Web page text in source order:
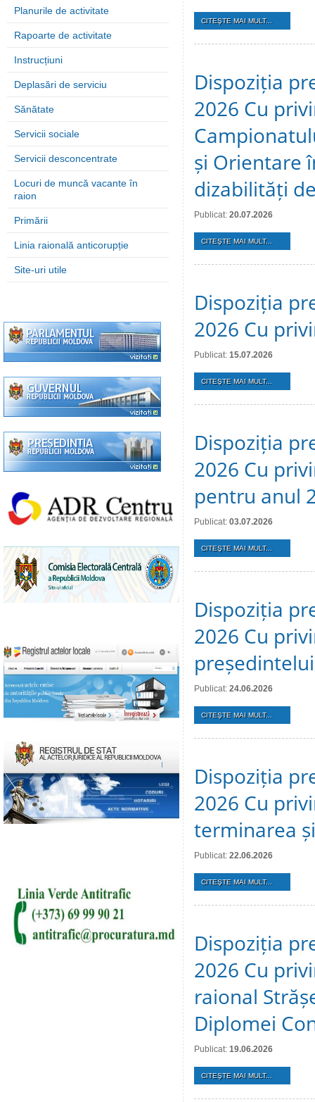
Planurile de activitate
Rapoarte de activitate
Instrucțiuni
Deplasări de serviciu
Sănătate
Servicii sociale
Servicii desconcentrate
Locuri de muncă vacante în
raion
Primării
Linia raională anticorupție
Site-uri utile
CITEŞTE MAI MULT...
Dispoziția
2026 Cu
și Orientare
dizabilități
Publicat: 20.07.2026
CITEŞTE MAI MULT...
Dispoziția
2026 Cu
Publicat: 15.07.2026
CITEŞTE MAI MULT...
Dispoziția
2026 Cu
pentru anul
Publicat: 03.07.2026
CITEŞTE MAI MULT...
Dispoziția
2026 Cu
Publicat: 24.06.2026
CITEŞTE MAI MULT...
Dispoziția
2026 Cu
terminarea
Publicat: 22.06.2026
CITEŞTE MAI MULT...
Dispoziția
2026 Cu
raional
Diplomei
Publicat: 19.06.2026
CITEŞTE MAI MULT...